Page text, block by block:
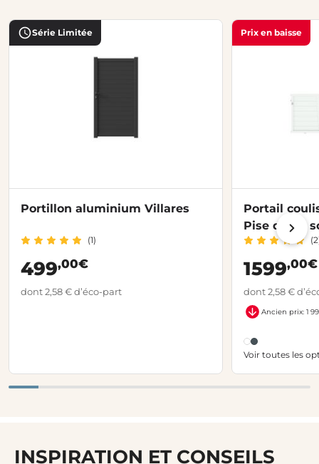
Série Limitée
Portillon aluminium Villares
(1)
499,00€
dont 2,58 € d’éco-part
Prix en baisse
Portail
Pise décor
1599,00€
dont 2,58 €
Ancien prix: 1
Voir toutes les
INSPIRATION ET CONSEILS